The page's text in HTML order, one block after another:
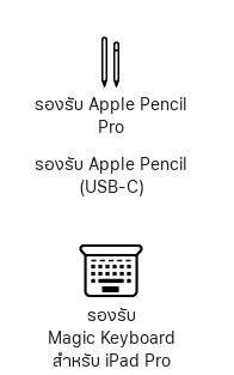
รองรับ Apple Pencil
Pro
รองรับ Apple Pencil
(USB-C)
รองรับ
Magic Keyboard
สำหรับ iPad Pro